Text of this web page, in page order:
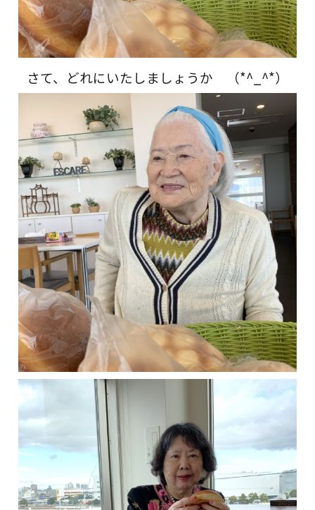
さて、どれにいたしましょうか （*^_^*）